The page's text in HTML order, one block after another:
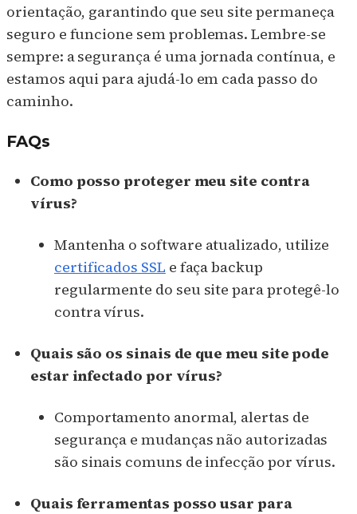
orientação, garantindo que seu site permaneça
seguro e funcione sem problemas. Lembre-se
sempre: a segurança é uma jornada contínua, e
estamos aqui para ajudá-lo em cada passo do
caminho.
FAQs
Como posso proteger meu site contra
vírus?
Mantenha o software atualizado, utilize
certificados SSL e faça backup
regularmente do seu site para protegê-lo
contra vírus.
Quais são os sinais de que meu site pode
estar infectado por vírus?
Comportamento anormal, alertas de
segurança e mudanças não autorizadas
são sinais comuns de infecção por vírus.
Quais ferramentas posso usar para